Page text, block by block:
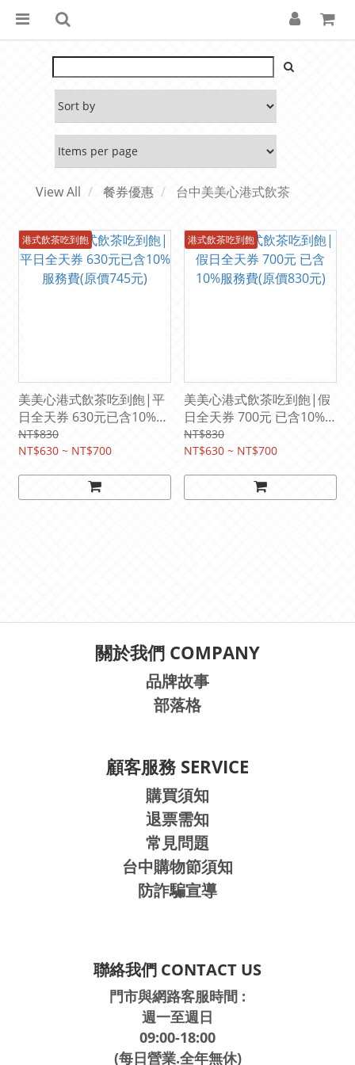
View All 餐券優惠 台中美美心港式飲茶
港式飲茶吃到飽
美美心港式飲茶吃到飽|平
日全天券 630元已含10%服
務費(原價745元)
NT$830
NT$630 ~ NT$700
港式飲茶吃到飽
美美心港式飲茶吃到飽|假
日全天券 700元 已含10%
服務費(原價830元)
NT$830
NT$630 ~ NT$700
關於我們 COMPANY
品牌故事
部落格
顧客服務 SERVICE
購買須知
退票需知
常見問題
台中購物節須知
防詐騙宣導
聯絡我們 CONTACT US
門市與網路客服時間 :
週一至週日
09:00-18:00
(每日營業.全年無休)